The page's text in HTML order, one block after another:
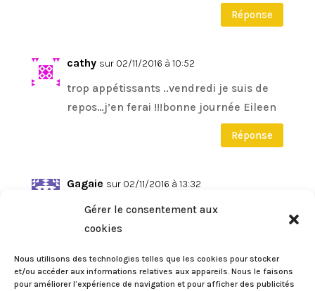
Gérer le consentement aux
cookies
Nous utilisons des technologies telles que les cookies pour stocker
et/ou accéder aux informations relatives aux appareils. Nous le faisons
pour améliorer l’expérience de navigation et pour afficher des publicités
Réponse
cathy sur 02/11/2016 à 10:52
trop appétissants ..vendredi je suis de
repos…j’en ferai !!!bonne journée Eileen
Réponse
Gagaie sur 02/11/2016 à 13:32
Super gourmands ces petits moelleux.
Réponse